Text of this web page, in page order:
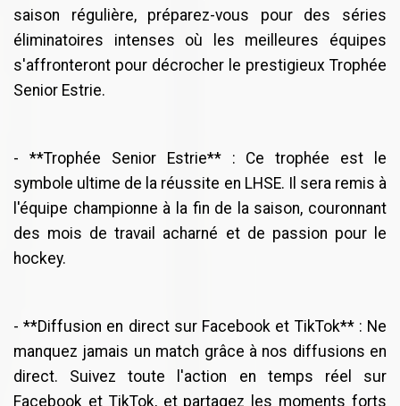
saison régulière, préparez-vous pour des séries
éliminatoires intenses où les meilleures équipes
s'affronteront pour décrocher le prestigieux Trophée
Senior Estrie.
- **Trophée Senior Estrie** : Ce trophée est le
symbole ultime de la réussite en LHSE. Il sera remis à
l'équipe championne à la fin de la saison, couronnant
des mois de travail acharné et de passion pour le
hockey.
- **Diffusion en direct sur Facebook et TikTok** : Ne
manquez jamais un match grâce à nos diffusions en
direct. Suivez toute l'action en temps réel sur
Facebook et TikTok, et partagez les moments forts